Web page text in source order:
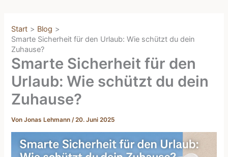
Start
Blog
Smarte Sicherheit für den Urlaub: Wie schützt du dein
Zuhause?
Smarte Sicherheit für den
Urlaub: Wie schützt du dein
Zuhause?
VonJonas Lehmann/20. Juni 2025